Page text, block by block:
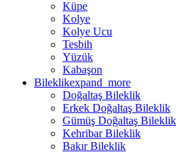
Küpe
Kolye
Kolye Ucu
Tesbih
Yüzük
Kabaşon
Bileklikexpand_more
Doğaltaş Bileklik
Erkek Doğaltaş Bileklik
Gümüş Doğaltaş Bileklik
Kehribar Bileklik
Bakır Bileklik